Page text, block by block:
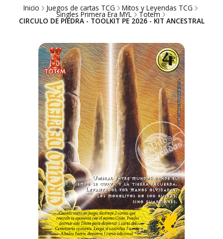
Inicio Juegos de cartas TCG Mitos y Leyendas TCG
Singles Primera Era MYL Totem
CIRCULO DE PIEDRA - TOOLKIT PE 2026 - KIT ANCESTRAL